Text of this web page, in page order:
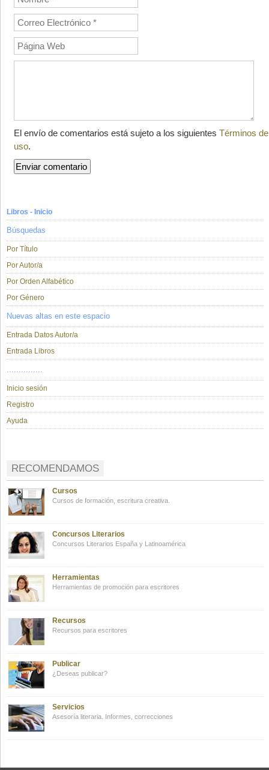
El envío de comentarios está sujeto a los siguientes Términos de
uso.
Libros - Inicio
Búsquedas
Por Título
Por Autor/a
Por Orden Alfabético
Por Género
Nuevas altas en este espacio
Entrada Datos Autor/a
Entrada Libros
...............
Inicio sesión
Registro
Ayuda
RECOMENDAMOS
Cursos
Cursos de formación, escritura creativa.
Concursos Literarios
Concursos Literarios España y Latinoamérica
Herramientas
Herramientas de promoción para escritores
Recursos
Recursos para escritores
Publicar
¿Deseas publicar?
Servicios
Asesoría literaria. Informes, correcciones